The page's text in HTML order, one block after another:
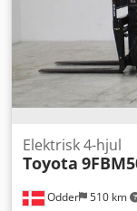
Odder 510 km
Elektrisk 4-hjul
Toyota